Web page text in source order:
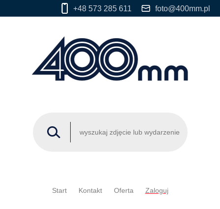
+48 573 285 611 foto@400mm.pl
Start Kontakt Oferta Zaloguj